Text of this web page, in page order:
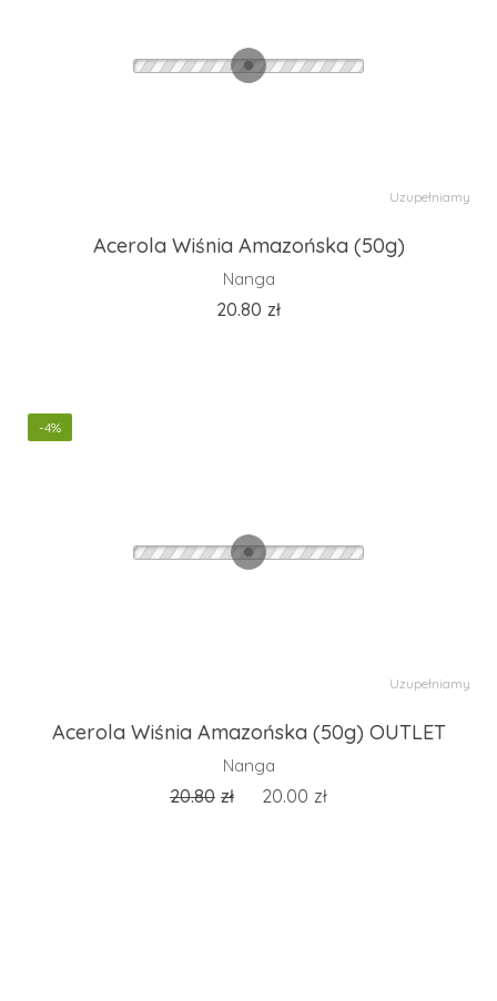
Uzupełniamy
Acerola Wiśnia Amazońska (50g)
Nanga
20.80 zł
-4%
Uzupełniamy
Acerola Wiśnia Amazońska (50g) OUTLET
Nanga
20.80 zł 20.00 zł